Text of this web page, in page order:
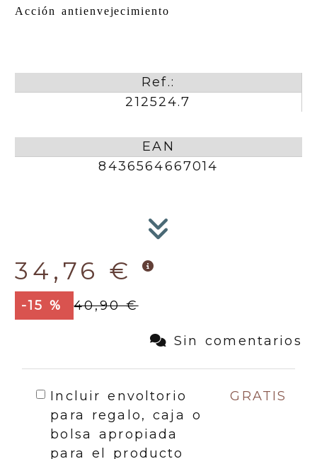
Acción antienvejecimiento
Ref.:
212524.7
EAN
8436564667014
34,76 €
-15 % 40,90 €
Sin comentarios
Incluir envoltorio
para regalo, caja o
bolsa apropiada
para el producto
GRATIS